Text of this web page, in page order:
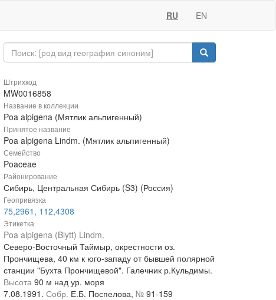
RU EN
Штрихкод
MW0016858
Название в коллекции
Poa alpigena (Мятлик альпигенный)
Принятое название
Poa alpigena Lindm. (Мятлик альпигенный)
Семейство
Poaceae
Районирование
Сибирь, Центральная Сибирь (S3) (Россия)
Геопривязка
75,2961, 112,4308
Этикетка
Poa alpigena (Blytt) Lindm.
Северо-Восточный Таймыр, окрестности оз.
Прончищева, 40 км к юго-западу от бывшей полярной
станции "Бухта Прончищевой". Галечник р.Кульдимы.
Высота 90 м над ур. моря
7.08.1991. Собр. Е.Б. Поспелова, № 91-159